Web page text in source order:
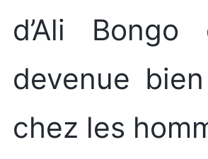
d’Ali
devenue
chez les